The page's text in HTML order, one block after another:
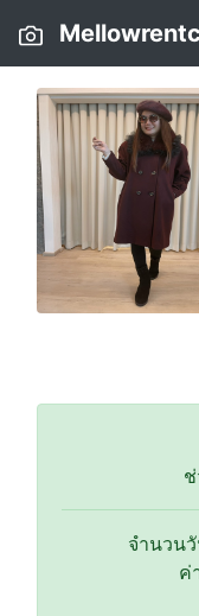
จำนวน
ค่